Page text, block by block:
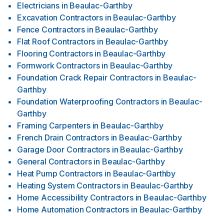
Electricians in Beaulac-Garthby
Excavation Contractors in Beaulac-Garthby
Fence Contractors in Beaulac-Garthby
Flat Roof Contractors in Beaulac-Garthby
Flooring Contractors in Beaulac-Garthby
Formwork Contractors in Beaulac-Garthby
Foundation Crack Repair Contractors in Beaulac-
Garthby
Foundation Waterproofing Contractors in Beaulac-
Garthby
Framing Carpenters in Beaulac-Garthby
French Drain Contractors in Beaulac-Garthby
Garage Door Contractors in Beaulac-Garthby
General Contractors in Beaulac-Garthby
Heat Pump Contractors in Beaulac-Garthby
Heating System Contractors in Beaulac-Garthby
Home Accessibility Contractors in Beaulac-Garthby
Home Automation Contractors in Beaulac-Garthby